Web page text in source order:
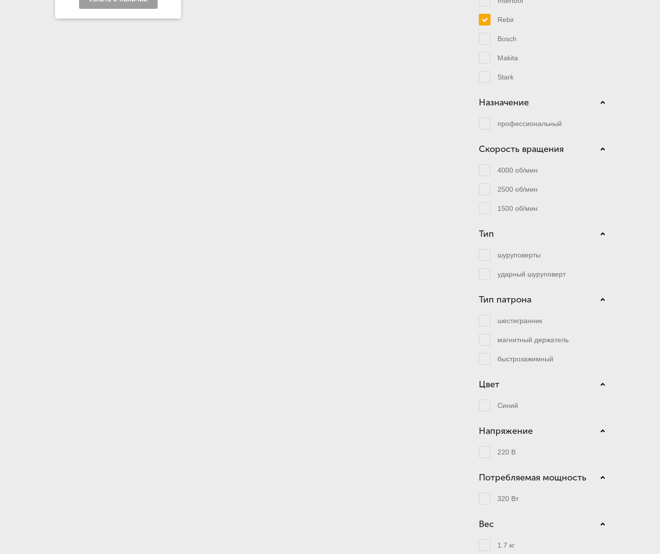
Rebir
Bosch
Makita
Stark
Назначение
профессиональный
Скорость вращения
4000 об/мин
2500 об/мин
1500 об/мин
Тип
шуруповерты
ударный шуруповерт
Тип патрона
шестигранник
магнитный держатель
быстрозажимный
Цвет
Синий
Напряжение
220 В
Потребляемая мощность
320 Вт
Вес
1.7 кг